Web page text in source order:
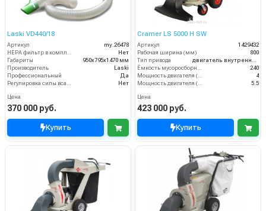
Laski VD440/18
Артикул
my.26478
HEPA фильтр в комплекте
Нет
Габариты
950х795х1470 мм
Производитель
Laski
Профессиональный
Да
Регулировка силы всасывания
Нет
Цена
370 000 руб.
Купить
Cramer LS 5000 H SW
Артикул
1429432
Рабочая ширина (мм)
800
Тип привода
двигатель внутреннего сгорания
Ёмкость мусоросборника (л)
240
Мощность двигателя (кВт)
4
Мощность двигателя (лс)
5.5
Цена
423 000 руб.
Купить